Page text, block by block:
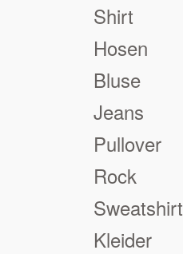
Shirt
Hosen
Bluse
Jeans
Pullover
Rock
Sweatshirt
Kleider